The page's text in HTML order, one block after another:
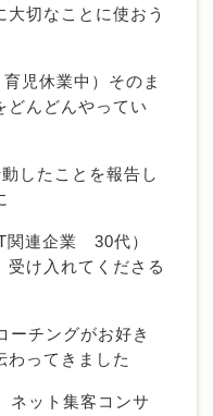
切なことに使おう
児休業中）そのま
どんどんやってい
したことを報告し
関連企業 30代）
受け入れてくださる
ーチングがお好き
わってきました
ット集客コンサ